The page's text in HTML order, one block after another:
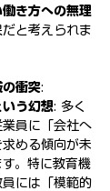
き方への無理
だと考えられま
の衝突:
いう幻想: 多く
員に「会社へ
める傾向が未
。特に教育機
には「模範的